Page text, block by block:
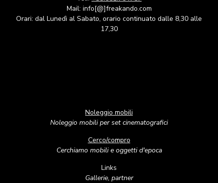
Mail: info[@]freakando.com
Orari: dal Lunedì al Sabato, orario continuato dalle 8,30 alle
17,30
Noleggio mobili
Noleggio mobili per set cinematografici
Cerco/compro
Cerchiamo mobili e oggetti d'epoca
Links
Gallerie, partner